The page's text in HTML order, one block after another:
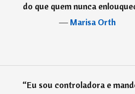
do que quem nunca
―Marisa Orth
“Eu sou controladora e